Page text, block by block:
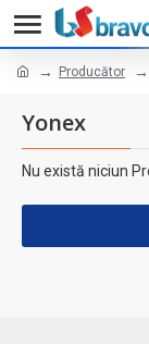
Producător
Yonex
Nu există niciun